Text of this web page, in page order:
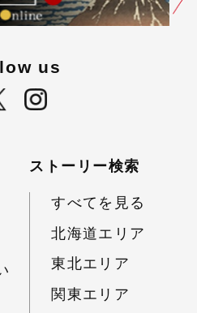
us
ストーリー検索
すべてを見る
北海道エリア
東北エリア
関東エリア